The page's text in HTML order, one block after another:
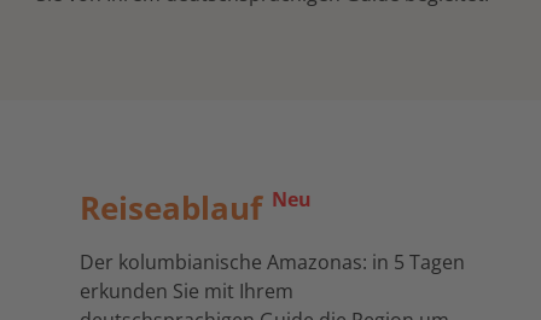
Reiseablauf Neu
Der kolumbianische Amazonas: in 5 Tagen
erkunden Sie mit Ihrem